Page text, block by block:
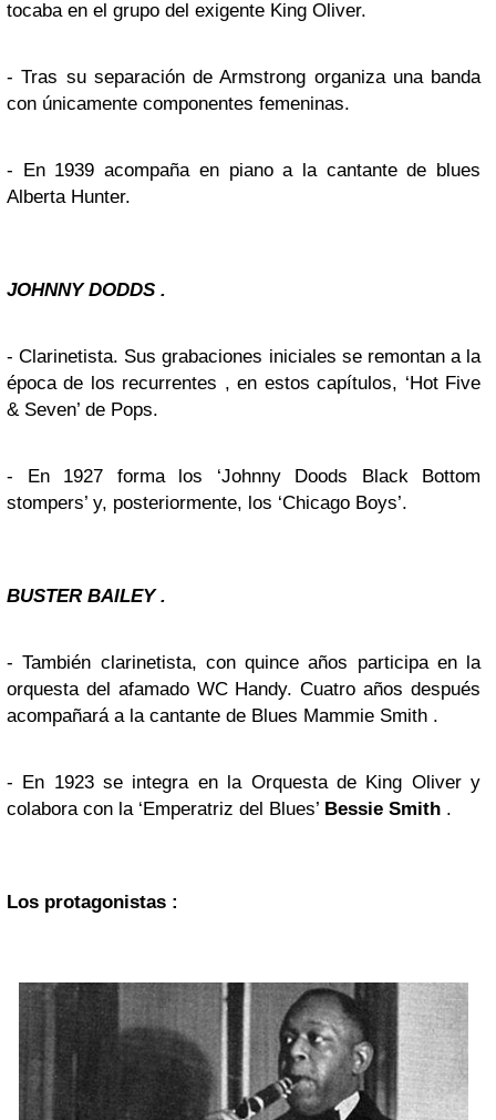
tocaba en el grupo del exigente King Oliver.
- Tras su separación de Armstrong organiza una banda
con únicamente componentes femeninas.
- En 1939 acompaña en piano a la cantante de blues
Alberta Hunter.
JOHNNY DODDS .
- Clarinetista. Sus grabaciones iniciales se remontan a la
época de los recurrentes , en estos capítulos, ‘Hot Five
& Seven’ de Pops.
- En 1927 forma los ‘Johnny Doods Black Bottom
stompers’ y, posteriormente, los ‘Chicago Boys’.
BUSTER BAILEY .
- También clarinetista, con quince años participa en la
orquesta del afamado WC Handy. Cuatro años después
acompañará a la cantante de Blues Mammie Smith .
- En 1923 se integra en la Orquesta de King Oliver y
colabora con la ‘Emperatriz del Blues’ Bessie Smith .
Los protagonistas :